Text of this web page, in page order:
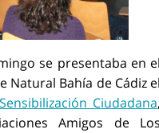
se presentaba en
Natural Bahía de Cádiz
Ciudadana
Amigos de